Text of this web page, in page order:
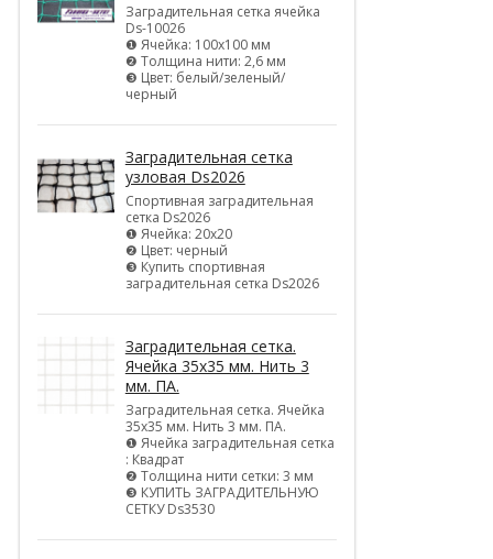
Заградительная сетка ячейка
Ds-10026
❶ Ячейка: 100х100 мм
❷ Толщина нити: 2,6 мм
❸ Цвет: белый/зеленый/
черный
Заградительная сетка
узловая Ds2026
Спортивная заградительная
сетка Ds2026
❶ Ячейка: 20х20
❷ Цвет: черный
❸ Купить спортивная
заградительная сетка Ds2026
Заградительная сетка.
Ячейка 35х35 мм. Нить 3
мм. ПА.
Заградительная сетка. Ячейка
35х35 мм. Нить 3 мм. ПА.
❶ Ячейка заградительная сетка
: Квадрат
❷ Толщина нити сетки: 3 мм
❸ КУПИТЬ ЗАГРАДИТЕЛЬНУЮ
СЕТКУ Ds3530